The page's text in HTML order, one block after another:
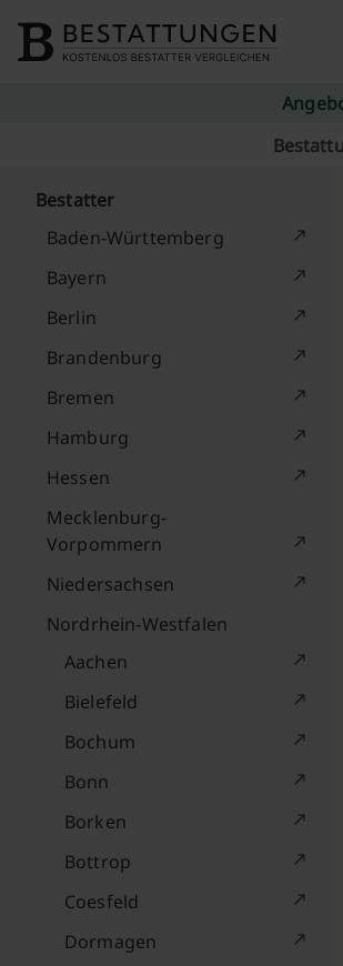
Bestatter
Baden-Württemberg
Bayern
Berlin
Brandenburg
Bremen
Hamburg
Hessen
Mecklenburg-
Vorpommern
Niedersachsen
Nordrhein-Westfalen
Aachen
Bielefeld
Bochum
Bonn
Borken
Bottrop
Coesfeld
Dormagen